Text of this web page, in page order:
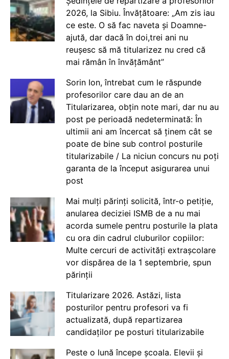
2026, la Sibiu. Învățătoare: „Am zis iau
ce este. O să fac naveta și Doamne-
ajută, dar dacă în doi,trei ani nu
reușesc să mă titularizez nu cred că
mai rămân în învățământ”
Sorin Ion, întrebat cum le răspunde
profesorilor care dau an de an
Titularizarea, obțin note mari, dar nu au
post pe perioadă nedeterminată: În
ultimii ani am încercat să ținem cât se
poate de bine sub control posturile
titularizabile / La niciun concurs nu poți
garanta de la început asigurarea unui
post
Mai mulți părinți solicită, într-o petiție,
anularea deciziei ISMB de a nu mai
acorda sumele pentru posturile la plata
cu ora din cadrul cluburilor copiilor:
Multe cercuri de activități extrașcolare
vor dispărea de la 1 septembrie, spun
părinții
Titularizare 2026. Astăzi, lista
posturilor pentru profesori va fi
actualizată, după repartizarea
candidaților pe posturi titularizabile
Peste o lună începe școala. Elevii și